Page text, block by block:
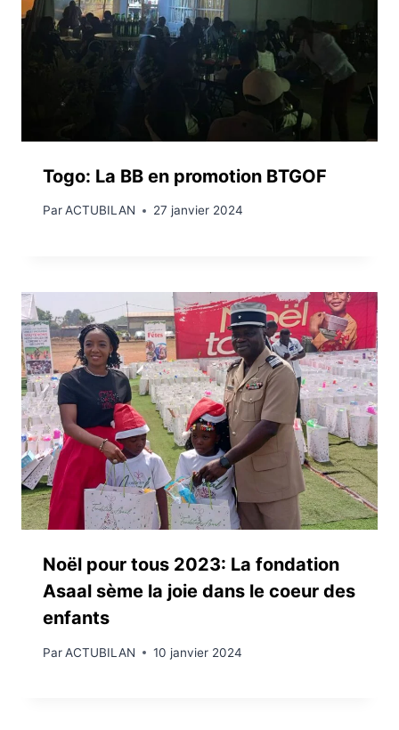
Togo: La BB en promotion BTGOF
ParACTUBILAN 27 janvier 2024
Noël pour tous 2023: La fondation
Asaal sème la joie dans le coeur des
enfants
ParACTUBILAN 10 janvier 2024